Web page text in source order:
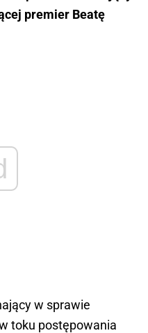
premier Beatę
w sprawie
toku postępowania